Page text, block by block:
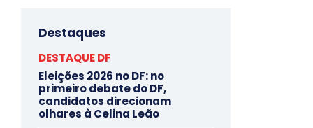
Destaques
DESTAQUE DF
Eleições 2026 no DF: no
primeiro debate do DF,
candidatos direcionam
olhares à Celina Leão